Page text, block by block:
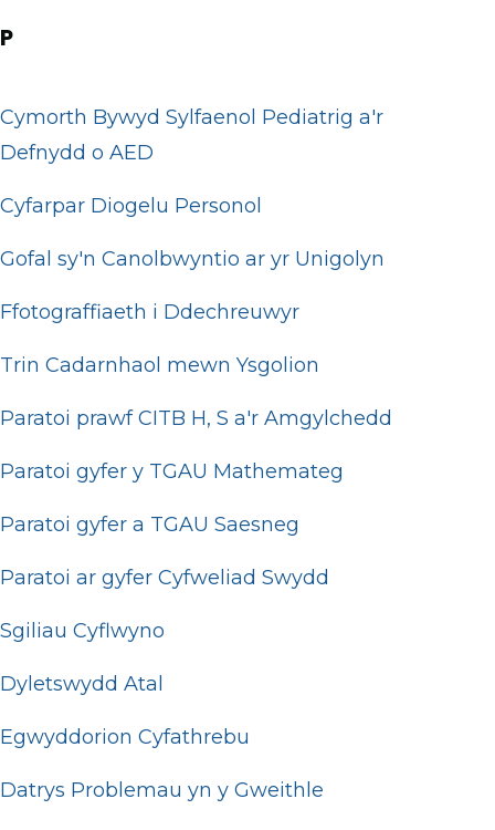
P
Cymorth Bywyd Sylfaenol Pediatrig a'r
Defnydd o AED
Cyfarpar Diogelu Personol
Gofal sy'n Canolbwyntio ar yr Unigolyn
Ffotograffiaeth i Ddechreuwyr
Trin Cadarnhaol mewn Ysgolion
Paratoi prawf CITB H, S a'r Amgylchedd
Paratoi gyfer y TGAU Mathemateg
Paratoi gyfer a TGAU Saesneg
Paratoi ar gyfer Cyfweliad Swydd
Sgiliau Cyflwyno
Dyletswydd Atal
Egwyddorion Cyfathrebu
Datrys Problemau yn y Gweithle